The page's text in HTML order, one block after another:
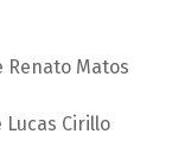
Renato Matos
Lucas Cirillo